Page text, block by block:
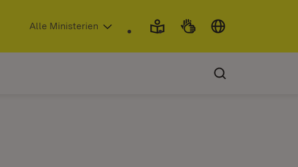
(Öffnet in neuem Fenster)
Alle Ministerien